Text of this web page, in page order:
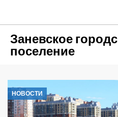
Заневское
поселение
НОВОСТИ